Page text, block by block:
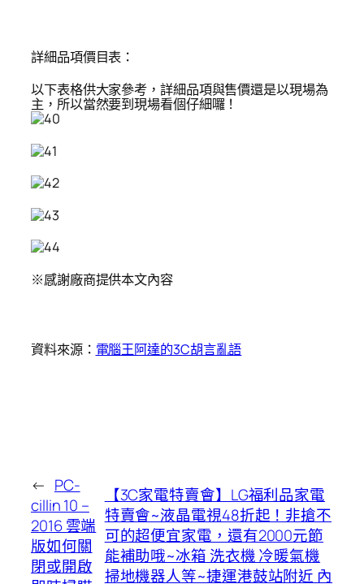
詳細品項價目表：
以下表格供大家參考，詳細品項與售價還是以現場為
主，所以當然要到現場看個仔細囉！
※感謝廠商提供本文內容
資料來源： 電腦王阿達的3C胡言亂語
← PC-
cillin 10 –
2016 雲端
版如何關
閉或開啟
【3C家電特賣會】LG福利品家電
特賣會~液晶電視48折起！非搶不
可的超便宜家電，還有2000元節
能補助哦~冰箱 洗衣機 冷暖氣機
掃地機器人等~捷運港鼓站附近 內